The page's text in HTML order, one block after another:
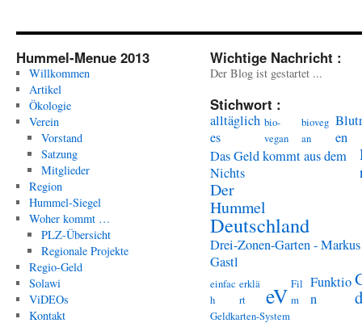
Hummel-Menue 2013
Willkommen
Artikel
Ökologie
Verein
Vorstand
Satzung
Mitglieder
Region
Hummel-Siegel
Woher kommt …
PLZ-Übersicht
Regionale Projekte
Regio-Geld
Solawi
ViDEOs
Kontakt
Wichtige Nachricht :
Der Blog ist gestartet ...
Stichwort :
alltäglich
es
bio-
vegan
bioveg
an
en
Das Geld kommt aus dem
Nichts
Der
Hummel
Deutschland
Drei-Zonen-Garten - Markus
Gastl
einfac
h
erklä
rt
eV Fil
m
Funktio
n
d
Geldkarten-System